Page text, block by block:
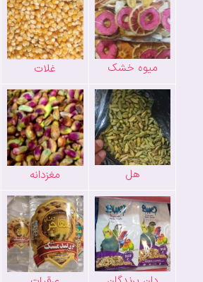
میوه خشک غلات
هل مغزدانه